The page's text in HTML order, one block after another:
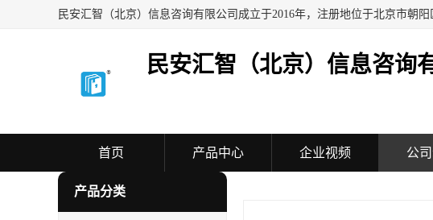
民安汇智（北京）信息咨询
首页 产品中心 企业视频 公
产品分类